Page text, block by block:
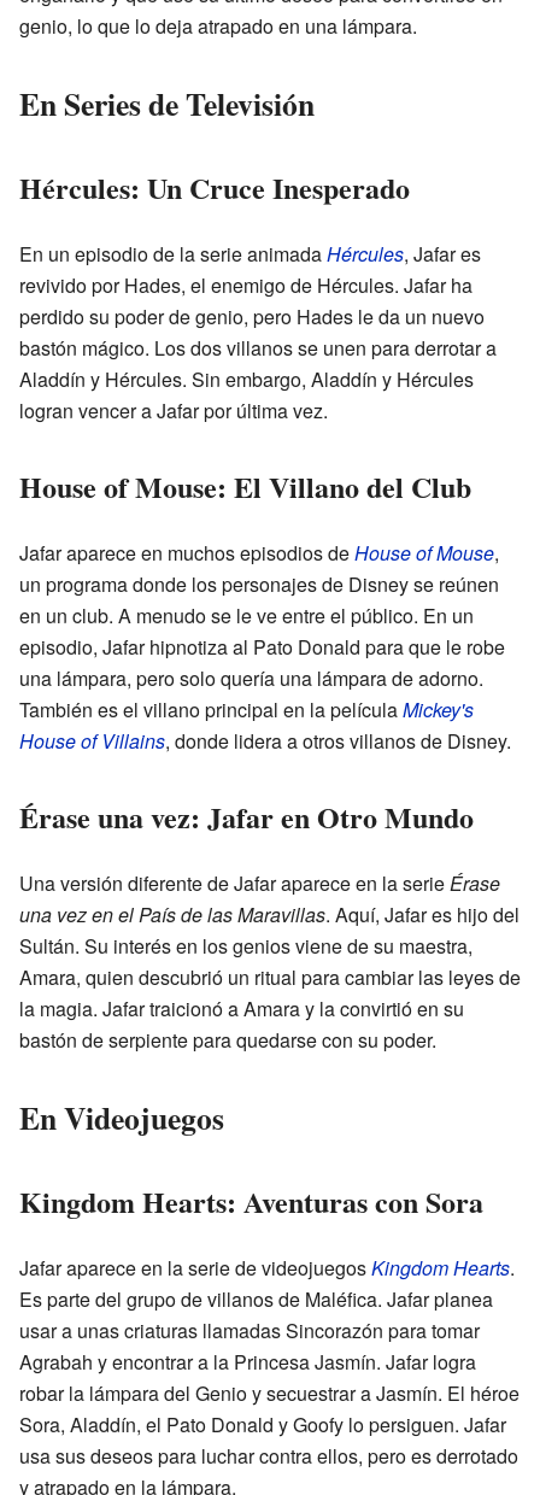
genio, lo que lo deja atrapado en una lámpara.
En Series de Televisión
Hércules: Un Cruce Inesperado
En un episodio de la serie animadaHércules, Jafar es
revivido por Hades, el enemigo de Hércules. Jafar ha
perdido su poder de genio, pero Hades le da un nuevo
bastón mágico. Los dos villanos se unen para derrotar a
Aladdín y Hércules. Sin embargo, Aladdín y Hércules
logran vencer a Jafar por última vez.
House of Mouse: El Villano del Club
Jafar aparece en muchos episodios deHouse of Mouse,
un programa donde los personajes de Disney se reúnen
en un club. A menudo se le ve entre el público. En un
episodio, Jafar hipnotiza al Pato Donald para que le robe
una lámpara, pero solo quería una lámpara de adorno.
También es el villano principal en la películaMickey's
House of Villains, donde lidera a otros villanos de Disney.
Érase una vez: Jafar en Otro Mundo
Una versión diferente de Jafar aparece en la serieÉrase
una vez en el País de las Maravillas. Aquí, Jafar es hijo del
Sultán. Su interés en los genios viene de su maestra,
Amara, quien descubrió un ritual para cambiar las leyes de
la magia. Jafar traicionó a Amara y la convirtió en su
bastón de serpiente para quedarse con su poder.
En Videojuegos
Kingdom Hearts: Aventuras con Sora
Jafar aparece en la serie de videojuegosKingdom Hearts.
Es parte del grupo de villanos de Maléfica. Jafar planea
usar a unas criaturas llamadas Sincorazón para tomar
Agrabah y encontrar a la Princesa Jasmín. Jafar logra
robar la lámpara del Genio y secuestrar a Jasmín. El héroe
Sora, Aladdín, el Pato Donald y Goofy lo persiguen. Jafar
usa sus deseos para luchar contra ellos, pero es derrotado
y atrapado en la lámpara.